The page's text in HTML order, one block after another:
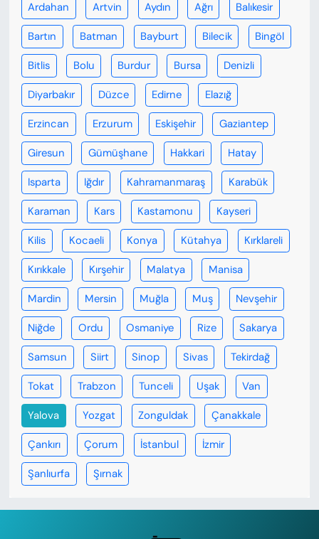
Ardahan Artvin Aydın Ağrı Balıkesir
Bartın Batman Bayburt Bilecik Bingöl
Bitlis Bolu Burdur Bursa Denizli
Diyarbakır Düzce Edirne Elazığ
Erzincan Erzurum Eskişehir Gaziantep
Giresun Gümüşhane Hakkari Hatay
Isparta Iğdır Kahramanmaraş Karabük
Karaman Kars Kastamonu Kayseri
Kilis Kocaeli Konya Kütahya Kırklareli
Kırıkkale Kırşehir Malatya Manisa
Mardin Mersin Muğla Muş Nevşehir
Niğde Ordu Osmaniye Rize Sakarya
Samsun Siirt Sinop Sivas Tekirdağ
Tokat Trabzon Tunceli Uşak Van
Yalova Yozgat Zonguldak Çanakkale
Çankırı Çorum İstanbul İzmir
Şanlıurfa Şırnak